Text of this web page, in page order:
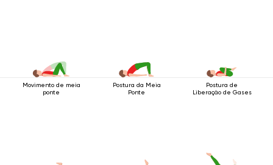
Movimento de meia
ponte
Postura da Meia
Ponte
Postura de
Liberação de Gases